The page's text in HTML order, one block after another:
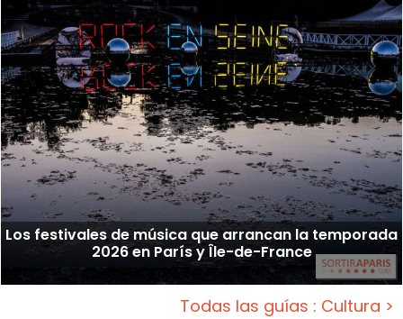
Los festivales de música que arrancan la temporada
2026 en París y Île-de-France
Todas las guías : Cultura >